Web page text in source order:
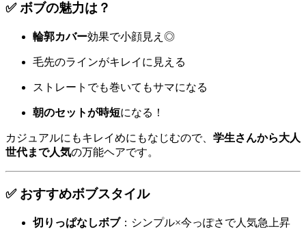
✅ ボブの魅力は？
輪郭カバー効果で小顔見え◎
毛先のラインがキレイに見える
ストレートでも巻いてもサマになる
朝のセットが時短になる！
カジュアルにもキレイめにもなじむので、 学生さんから大人
世代まで人気の万能ヘアです。
✅ おすすめボブスタイル
切りっぱなしボブ：シンプル×今っぽさで人気急上昇